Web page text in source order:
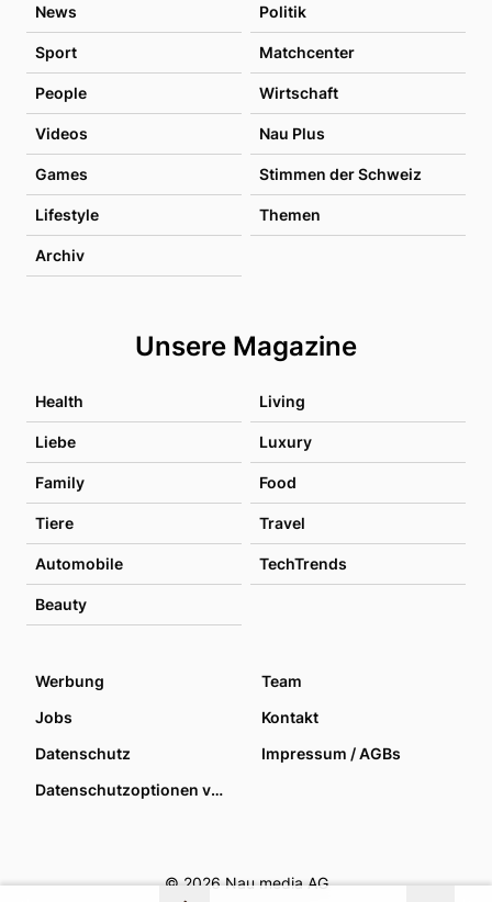
News Politik
Sport Matchcenter
People Wirtschaft
Videos Nau Plus
Games Stimmen der Schweiz
Lifestyle Themen
Archiv
Unsere Magazine
Health Living
Liebe Luxury
Family Food
Tiere Travel
Automobile TechTrends
Beauty
Werbung
Team
Jobs
Kontakt
Datenschutz
Impressum / AGBs
Datenschutzoptionen verwalten
© 2026 Nau media AG